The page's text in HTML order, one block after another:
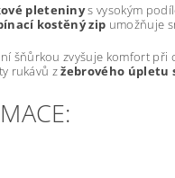
pleteninys vysokým
kostěný zip umožňuje
šňůrkou zvyšuje komfort při
rukávů zžebrového úpletu